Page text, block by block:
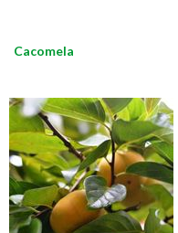
Cacomela